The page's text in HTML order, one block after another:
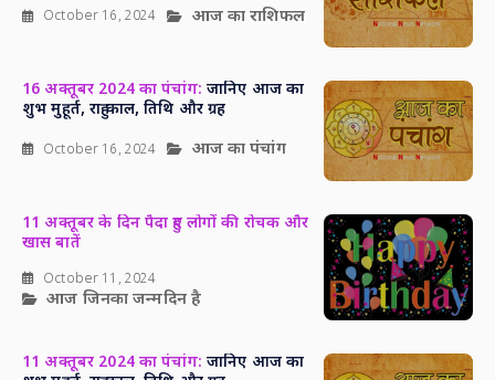
October 16, 2024 आज का राशिफल
16 अक्तूबर 2024 का पंचांग: जानिए आज का
शुभ मुहूर्त, राहु काल, तिथि और ग्रह
October 16, 2024 आज का पंचांग
11 अक्तूबर के दिन पैदा हुए लोगों की रोचक और
खास बातें
October 11, 2024
आज जिनका जन्मदिन है
11 अक्तूबर 2024 का पंचांग: जानिए आज का